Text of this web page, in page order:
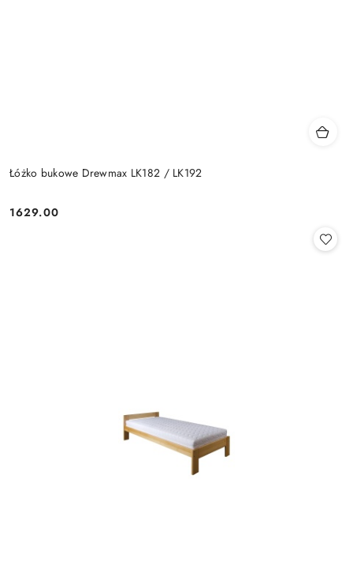
Łóżko bukowe Drewmax LK182 / LK192
Cena:
1629.00